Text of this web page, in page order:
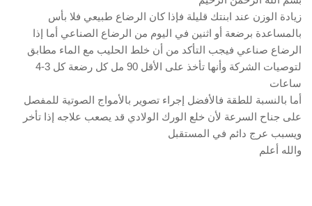
زيادة الوزن عند ابنتك قليلة فإذا كان الرضاع طبيعي فلا بأس
بالمساعدة برضعة أو اثنين في اليوم من الرضاع الصناعي أما إذا
الرضاع صناعي فيجب التأكد من أن خلط الحليب مع الماء مطابق
لتوصيات الشركة وأنها تأخذ على الأقل 90 مل كل رضعة كل 3-4
ساعات
أما بالنسبة للطقة فالأفضل إجراء تصوير بالأمواج الصوتية للمفصل
على جناح السرعة لأن خلع الورك الولادي قد يصعب علاجه إذا تأخر
ويسبب عرج دائم في المستقبل
والله أعلم